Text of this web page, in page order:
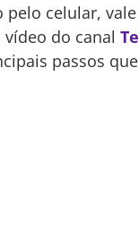
celular,
do canal
passos